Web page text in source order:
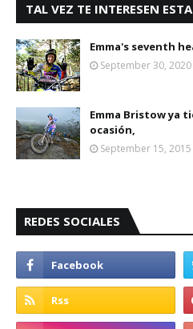
TAL VEZ TE INTERESEN
Emma's seventh
September 30, 2020
Emma Bristow ya
ocasión,
September 15, 2015
REDES SOCIALES